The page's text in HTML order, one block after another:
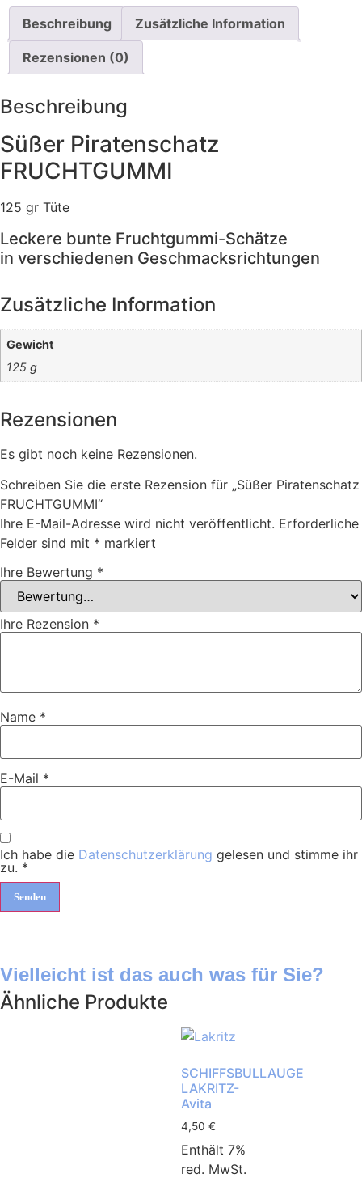
Beschreibung Zusätzliche Information
Rezensionen (0)
Beschreibung
Süßer Piratenschatz
FRUCHTGUMMI
125 gr Tüte
Leckere bunte Fruchtgummi-Schätze
in verschiedenen Geschmacksrichtungen
Zusätzliche Information
Gewicht
125 g
Rezensionen
Es gibt noch keine Rezensionen.
Schreiben Sie die erste Rezension für „Süßer Piratenschatz
FRUCHTGUMMI“
Ihre E-Mail-Adresse wird nicht veröffentlicht. Erforderliche
Felder sind mit * markiert
Ihre Bewertung *
Ihre Rezension *
Name *
E-Mail *
Ich habe die Datenschutzerklärung gelesen und stimme ihr
zu. *
Vielleicht ist das auch was für Sie?
Ähnliche Produkte
SCHIFFSBULLAUGE
LAKRITZ-
Avita
4,50 €
Enthält 7%
red. MwSt.